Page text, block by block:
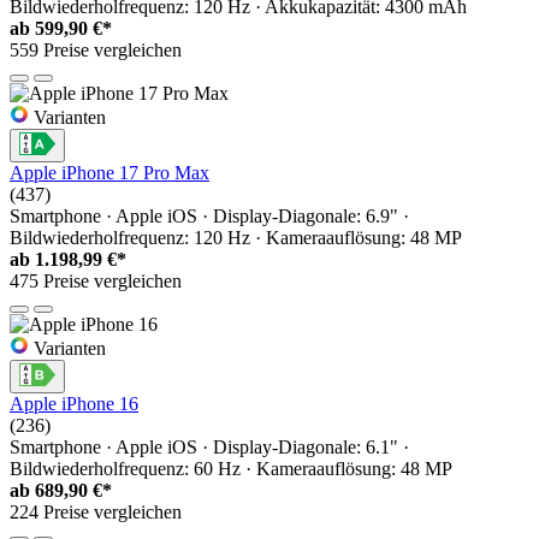
Bildwiederholfrequenz: 120 Hz · Akkukapazität: 4300 mAh
ab 599,90 €*
559 Preise vergleichen
Varianten
Apple iPhone 17 Pro Max
(437)
Smartphone · Apple iOS · Display-Diagonale: 6.9" ·
Bildwiederholfrequenz: 120 Hz · Kameraauflösung: 48 MP
ab 1.198,99 €*
475 Preise vergleichen
Varianten
Apple iPhone 16
(236)
Smartphone · Apple iOS · Display-Diagonale: 6.1" ·
Bildwiederholfrequenz: 60 Hz · Kameraauflösung: 48 MP
ab 689,90 €*
224 Preise vergleichen